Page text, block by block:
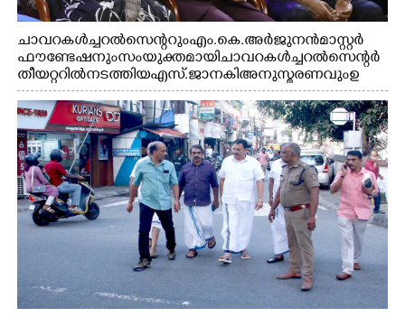
ചാവറ കൾച്ചറൽ സെന്ററും എം.കെ. അർജുനൻ മാസ്റ്റർ
ഫൗണ്ടേഷനും സംയുക്തമായി ചാവറ കൾച്ചറൽ സെന്റർ
തീയറ്ററിൽ നടത്തിയ എസ്. ജാനകി അനുസ്മരണവും ഉ
ദ്ഘാടനം ചെയ്യാനെത്തിയ സംഗീത സംവിധായകൻ ജെറി
അമൽദേവ്, ഗായിക ജെൻസി, എം.കെ. അർജുനൻ
ഫൗണ്ടേഷൻ ചെയർമാൻ ഡോ. രാധാകൃഷ്ണൻ എന്നിവർ